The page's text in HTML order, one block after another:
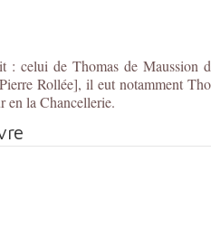
celui de Thomas de Maussion
Rollée], il eut notamment
en la Chancellerie.